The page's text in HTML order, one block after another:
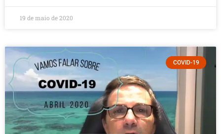
19 de maio de 2020
COVID-19